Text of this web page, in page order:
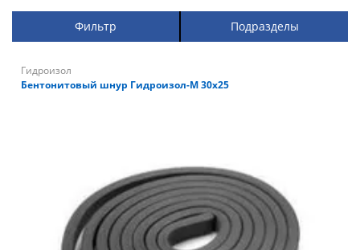
Фильтр Подразделы
Гидроизол
Бентонитовый шнур Гидроизол-М 30х25